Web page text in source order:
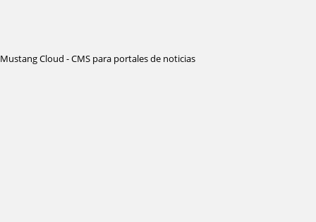
Mustang Cloud - CMS para portales de noticias